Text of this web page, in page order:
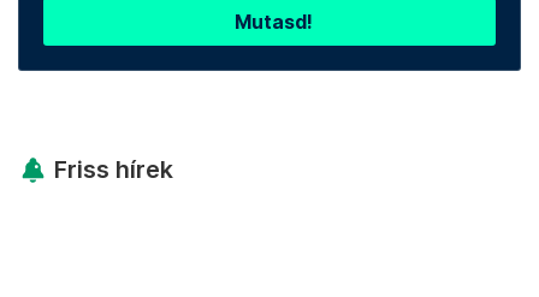
Mutasd!
Friss hírek